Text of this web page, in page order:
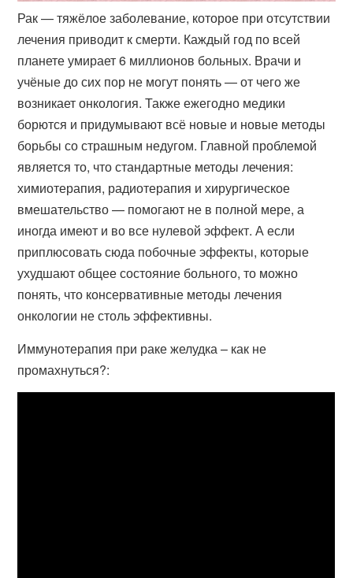
Рак — тяжёлое заболевание, которое при отсутствии
лечения приводит к смерти. Каждый год по всей
планете умирает 6 миллионов больных. Врачи и
учёные до сих пор не могут понять — от чего же
возникает онкология. Также ежегодно медики
борются и придумывают всё новые и новые методы
борьбы со страшным недугом. Главной проблемой
является то, что стандартные методы лечения:
химиотерапия, радиотерапия и хирургическое
вмешательство — помогают не в полной мере, а
иногда имеют и во все нулевой эффект. А если
приплюсовать сюда побочные эффекты, которые
ухудшают общее состояние больного, то можно
понять, что консервативные методы лечения
онкологии не столь эффективны.
Иммунотерапия при раке желудка – как не
промахнуться?: